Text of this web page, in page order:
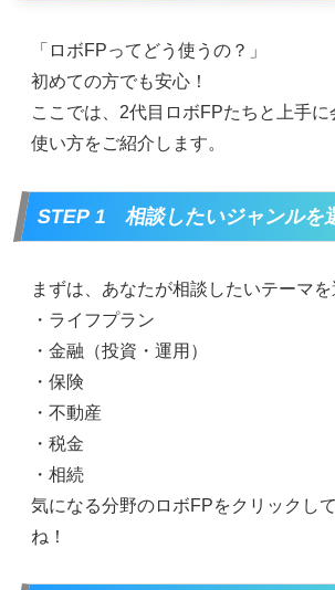
「ロボFPってどう使うの？」
初めての方でも安心！
ここでは、2代目ロボFPたちと上手
使い方をご紹介します。
STEP 1 相談したいジャンルを
まずは、あなたが相談したいテーマを
・ライフプラン
・金融（投資・運用）
・保険
・不動産
・税金
・相続
気になる分野のロボFPをクリックし
ね！